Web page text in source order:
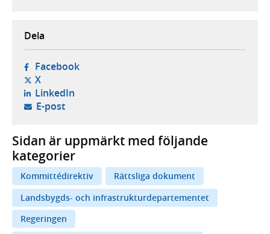
Dela
Facebook- öppnas i ny flik, extern webbplats,
X- öppnas i ny flik, extern webbplats,
LinkedIn- öppnas i ny flik, extern webbplats,
E-post- öppnar din e-postklient,
Sidan är uppmärkt med följande
kategorier
Kommittédirektiv
Rättsliga dokument
Landsbygds- och infrastrukturdepartementet
Regeringen